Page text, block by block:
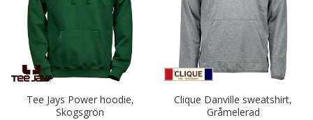
Tee Jays Power hoodie,
Skogsgrön
Clique Danville sweatshirt,
Gråmelerad